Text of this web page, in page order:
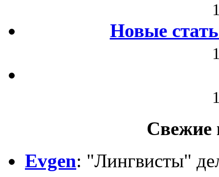
Новые
Свежие
Evgen: "Лингвисты"